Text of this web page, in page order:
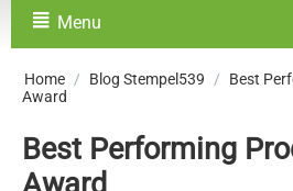
Menu
Home / Blog Stempel539 /
Best
Award
Best Performing